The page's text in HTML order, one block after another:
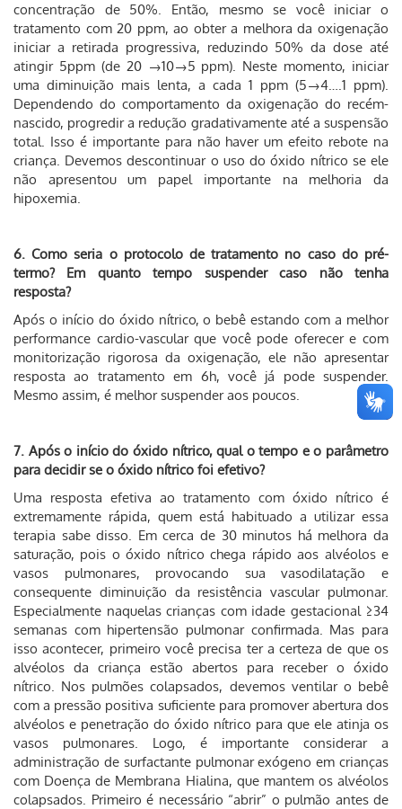
concentração de 50%. Então, mesmo se você iniciar o
tratamento com 20 ppm, ao obter a melhora da oxigenação
iniciar a retirada progressiva, reduzindo 50% da dose até
atingir 5ppm (de 20 →10→5 ppm). Neste momento, iniciar
uma diminuição mais lenta, a cada 1 ppm (5→4….1 ppm).
Dependendo do comportamento da oxigenação do recém-
nascido, progredir a redução gradativamente até a suspensão
total. Isso é importante para não haver um efeito rebote na
criança. Devemos descontinuar o uso do óxido nítrico se ele
não apresentou um papel importante na melhoria da
hipoxemia.
6. Como seria o protocolo de tratamento no caso do pré-
termo? Em quanto tempo suspender caso não tenha
resposta?
Após o início do óxido nítrico, o bebê estando com a melhor
performance cardio-vascular que você pode oferecer e com
monitorização rigorosa da oxigenação, ele não apresentar
resposta ao tratamento em 6h, você já pode suspender.
Mesmo assim, é melhor suspender aos poucos.
7. Após o início do óxido nítrico, qual o tempo e o parâmetro
para decidir se o óxido nítrico foi efetivo?
Uma resposta efetiva ao tratamento com óxido nítrico é
extremamente rápida, quem está habituado a utilizar essa
terapia sabe disso. Em cerca de 30 minutos há melhora da
saturação, pois o óxido nítrico chega rápido aos alvéolos e
vasos pulmonares, provocando sua vasodilatação e
consequente diminuição da resistência vascular pulmonar.
Especialmente naquelas crianças com idade gestacional ≥34
semanas com hipertensão pulmonar confirmada. Mas para
isso acontecer, primeiro você precisa ter a certeza de que os
alvéolos da criança estão abertos para receber o óxido
nítrico. Nos pulmões colapsados, devemos ventilar o bebê
com a pressão positiva suficiente para promover abertura dos
alvéolos e penetração do óxido nítrico para que ele atinja os
vasos pulmonares. Logo, é importante considerar a
administração de surfactante pulmonar exógeno em crianças
com Doença de Membrana Hialina, que mantem os alvéolos
colapsados. Primeiro é necessário “abrir” o pulmão antes de